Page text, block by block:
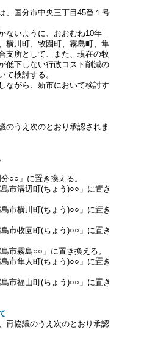
、国分市中央三丁目45番１号
ないように、おおむね10年
横川町、牧園町、霧島町、隼
支所として、また、現在の牧
低下しない行政コスト削減の
て検討する。
ながら、新市において検討す
のうえ次のとおり承認されま
○○」に置き換える。
市溝辺町(ちょう)○○」に置き
市横川町(ちょう)○○」に置き
市牧園町(ちょう)○○」に置き
市霧島○○」に置き換える。
市隼人町(ちょう)○○」に置き
市福山町(ちょう)○○」に置き
再協議のうえ次のとおり承認